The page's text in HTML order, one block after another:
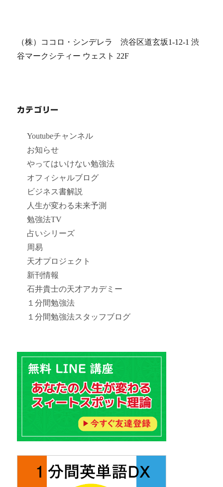
（株）ココロ・シンデレラ 渋谷区道玄坂1-12-1 渋
谷マークシティー ウェスト 22F
カテゴリー
Youtubeチャンネル
お知らせ
やってはいけない勉強法
オフィシャルブログ
ビジネス書解説
人生が変わる未来予測
勉強法TV
占いシリーズ
周易
天才プロジェクト
新刊情報
石井貴士の天才アカデミー
１分間勉強法
１分間勉強法スタッフブログ